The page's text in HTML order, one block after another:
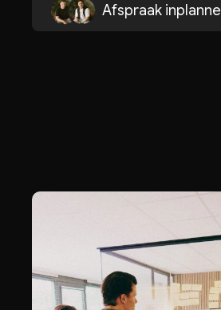
Afspraak inp anne